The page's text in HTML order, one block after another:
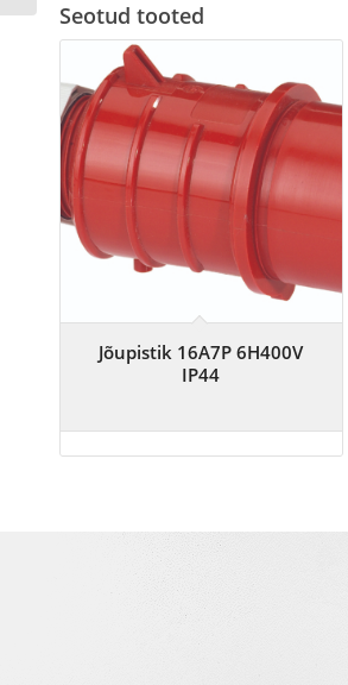
Seotud tooted
Jõupistik 16A7P 6H400V
IP44